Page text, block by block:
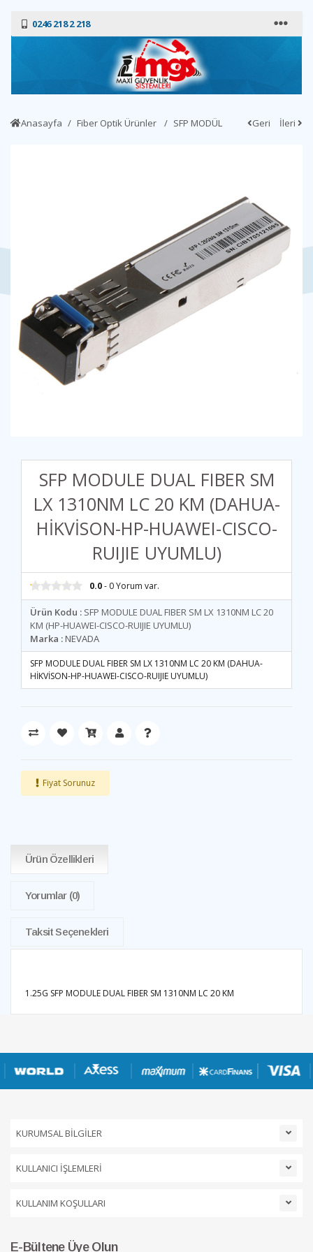
0246 218 2 218
Anasayfa Fiber Optik Ürünler SFP MODÜL Geri İleri
SFP MODULE DUAL FIBER SM
LX 1310NM LC 20 KM (DAHUA-
HİKVİSON-HP-HUAWEI-CISCO-
RUIJIE UYUMLU)
0.0- 0 Yorum var.
Ürün Kodu : SFP MODULE DUAL FIBER SM LX 1310NM LC 20
KM (HP-HUAWEI-CISCO-RUIJIE UYUMLU)
Marka :NEVADA
SFP MODULE DUAL FIBER SM LX 1310NM LC 20 KM (DAHUA-
HİKVİSON-HP-HUAWEI-CISCO-RUIJIE UYUMLU)
Fiyat Sorunuz
Ürün Özellikleri
Yorumlar (0)
Taksit Seçenekleri
1.25G SFP MODULE DUAL FIBER SM 1310NM LC 20 KM
KURUMSAL BİLGİLER
KULLANICI İŞLEMLERİ
KULLANIM KOŞULLARI
E-Bültene Üye Olun